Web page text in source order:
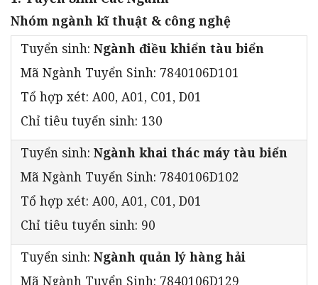
Nhóm ngành kĩ thuật & công nghệ
Tuyển sinh: Ngành điều khiển tàu biển
Mã Ngành Tuyển Sinh: 7840106D101
Tổ hợp xét: A00, A01, C01, D01
Chỉ tiêu tuyển sinh: 130
Tuyển sinh: Ngành khai thác máy tàu biển
Mã Ngành Tuyển Sinh: 7840106D102
Tổ hợp xét: A00, A01, C01, D01
Chỉ tiêu tuyển sinh: 90
Tuyển sinh: Ngành quản lý hàng hải
Mã Ngành Tuyển Sinh: 7840106D129